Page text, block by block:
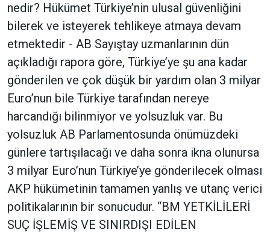
nedir? Hükümet Türkiye’nin ulusal güvenliğini
bilerek ve isteyerek tehlikeye atmaya devam
etmektedir - AB Sayıştay uzmanlarının dün
açıkladığı rapora göre, Türkiye’ye şu ana kadar
gönderilen ve çok düşük bir yardım olan 3 milyar
Euro’nun bile Türkiye tarafından nereye
harcandığı bilinmiyor ve yolsuzluk var. Bu
yolsuzluk AB Parlamentosunda önümüzdeki
günlere tartışılacağı ve daha sonra ikna olunursa
3 milyar Euro’nun Türkiye’ye gönderilecek olması
AKP hükümetinin tamamen yanlış ve utanç verici
politikalarının bir sonucudur. “BM YETKİLİLERİ
SUÇ İŞLEMİŞ VE SINIRDIŞI EDİLEN